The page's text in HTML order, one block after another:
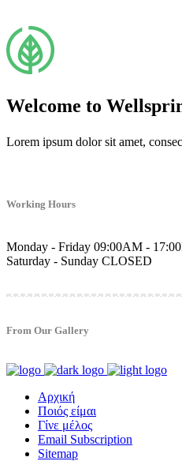
Welcome to
Lorem ipsum dolor sit amet,
Working Hours
Monday - Friday 09:00AM -
Saturday - Sunday CLOSED
From Our Gallery
Αρχική
Ποιός είμαι
Γίνε μέλος
Email Subscription
Sitemap